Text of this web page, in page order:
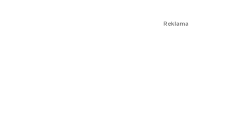
Reklama